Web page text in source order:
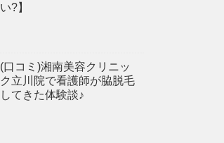
い?】
(口コミ)湘南美容クリニッ
ク立川院で看護師が脇脱毛
してきた体験談♪